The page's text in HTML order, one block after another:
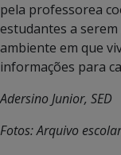
pela professorea
estudantes a
ambiente em que
informações para
Adersino Junior, SED
Fotos: Arquivo